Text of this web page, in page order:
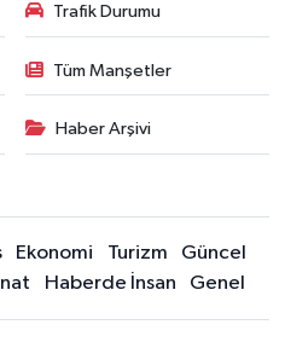
Trafik Durumu
Tüm Manşetler
Haber Arşivi
Ekonomi Turizm
Güncel
Haberde İnsan Genel